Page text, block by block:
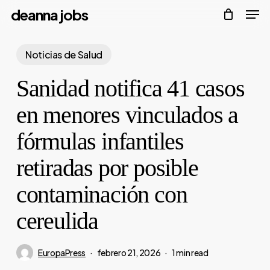
Skip
content
deanna jobs
Noticias de Salud
Sanidad notifica 41 casos
en menores vinculados a
fórmulas infantiles
retiradas por posible
contaminación con
cereulida
EuropaPress febrero 21, 2026 1 min read